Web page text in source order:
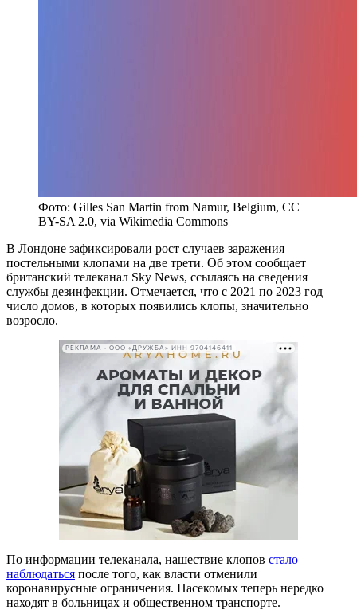
Фото: Gilles San Martin from Namur, Belgium, CC
BY-SA 2.0, via Wikimedia Commons
В Лондоне зафиксировали рост случаев заражения
постельными клопами на две трети. Об этом сообщает
британский телеканал Sky News, ссылаясь на сведения
службы дезинфекции. Отмечается, что с 2021 по 2023 год
число домов, в которых появились клопы, значительно
возросло.
РЕКЛАМА • ООО «ДРУЖБА» ИНН 9704146411
По информации телеканала, нашествие клопов стало
наблюдаться после того, как власти отменили
коронавирусные ограничения. Насекомых теперь нередко
находят в больницах и общественном транспорте.